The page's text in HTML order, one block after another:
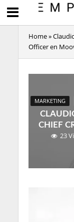
Home»
Officer en
MARKETING
CHIEF
23